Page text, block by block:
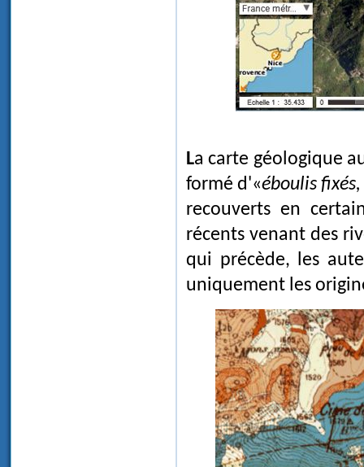
La carte géologique au 1/ 50 000 indique que le sol des quatre vallons est
formé d'«éboulis
recouverts en
récents venant des
qui précède, les
uniquement les